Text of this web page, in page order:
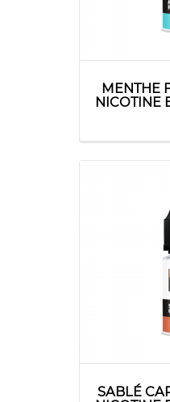
MENTHE
NICOTINE
SABLÉ